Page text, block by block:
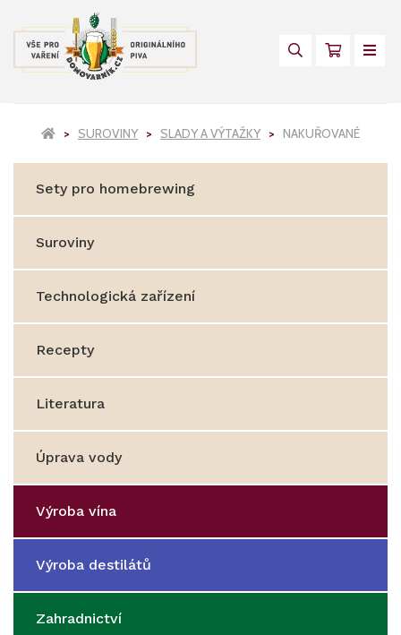
SUROVINY SLADY A VÝTAŽKY NAKUŘOVANÉ
Sety pro homebrewing
Suroviny
Technologická zařízení
Recepty
Literatura
Úprava vody
Výroba vína
Výroba destilátů
Zahradnictví